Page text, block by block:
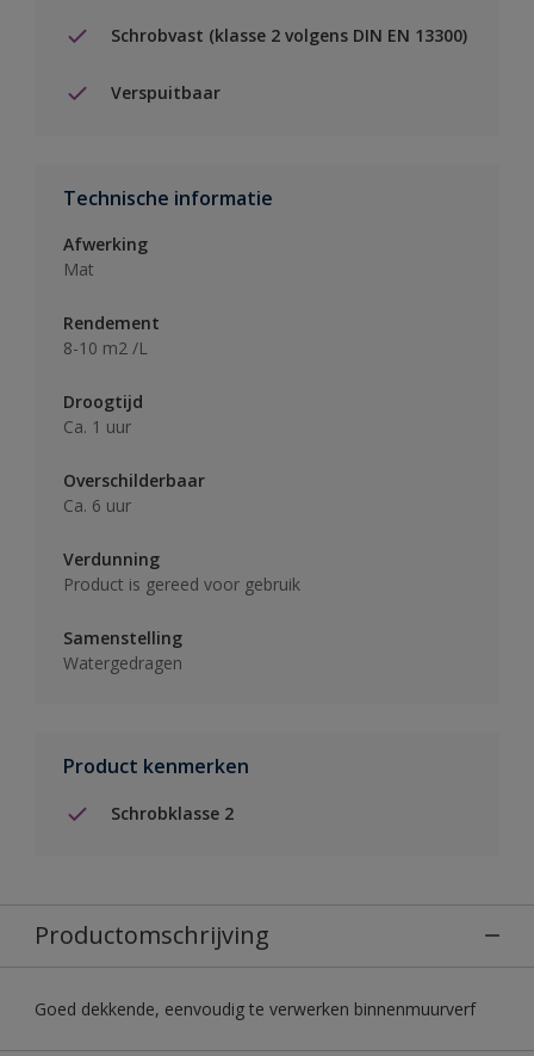
Schrobvast (klasse 2 volgens DIN EN 13300)
Verspuitbaar
Technische informatie
Afwerking
Mat
Rendement
8-10 m2 /L
Droogtijd
Ca. 1 uur
Overschilderbaar
Ca. 6 uur
Verdunning
Product is gereed voor gebruik
Samenstelling
Watergedragen
Product kenmerken
Schrobklasse 2
Productomschrijving
Goed dekkende, eenvoudig te verwerken binnenmuurverf